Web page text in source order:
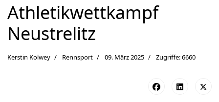
Athletikwettkampf
Neustrelitz
Kerstin Kolwey Rennsport 09. März 2025 Zugriffe: 6660